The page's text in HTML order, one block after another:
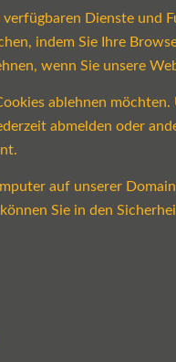
Dienste
indem Sie Ihre
wenn Sie unsere
ablehnen
abmelden oder
auf unserer
Sie in den